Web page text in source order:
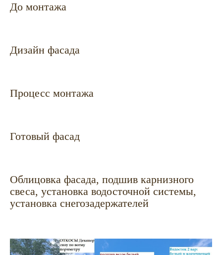
До монтажа
Дизайн фасада
Процесс монтажа
Готовый фасад
Облицовка фасада, подшив карнизного
свеса, установка водосточной системы,
установка снегозадержателей